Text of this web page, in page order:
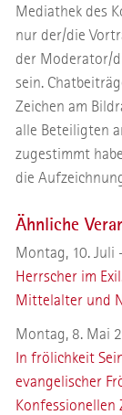
Mediathek des
nur der/die
der Moderator/
sein.
Zeichen am
alle Beteiligten
zugestimmt
die
Ähnliche
Montag, 10.
Herrscher im
Mittelalter und
Montag, 8. Mai
In frölichkeit
evangelischer
Konfessionellen